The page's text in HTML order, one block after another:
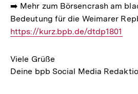
➡️ Mehr zum Börsencrash am
Bedeutung für die Weimarer
https://kurz.bpb.de/dtdp1801
Viele Grüße
Deine bpb Social Media